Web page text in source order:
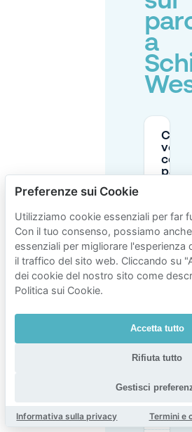
a
costi
orari
Preferenze sui Cookie
Utilizziamo cookie essenziali per far
Con il tuo consenso, possiamo
essenziali per migliorare l'esperienza
il traffico del sito web. Cliccando su
dei cookie del nostro sito come
Politica sui Cookie.
Accetta tutto
Rifiuta tutto
Gestisci
Informativa sulla privacy Termini e